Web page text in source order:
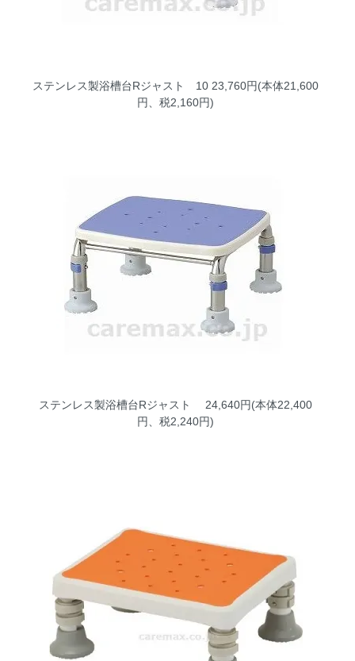
ステンレス製浴槽台Rジャスト 1023,760円(本体21,600
円、税2,160円)
ステンレス製浴槽台Rジャスト
24,640円(本体22,400
円、税2,240円)